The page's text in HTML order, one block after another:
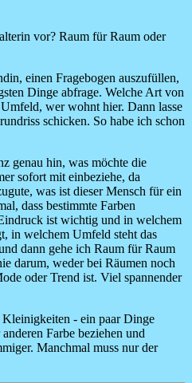
vor? Raum für Raum oder
einen Fragebogen auszufüllen,
Dinge abfrage. Welche Art von
wer wohnt hier. Dann lasse
schicken. So habe ich schon
genau hin, was möchte die
sofort mit einbeziehe, da
was ist dieser Mensch für ein
dass bestimmte Farben
ist wichtig und in welchem
in welchem Umfeld steht das
dann gehe ich Raum für Raum
darum, weder bei Räumen noch
oder Trend ist. Viel spannender
- ein paar Dinge
Farbe beziehen und
Manchmal muss nur der